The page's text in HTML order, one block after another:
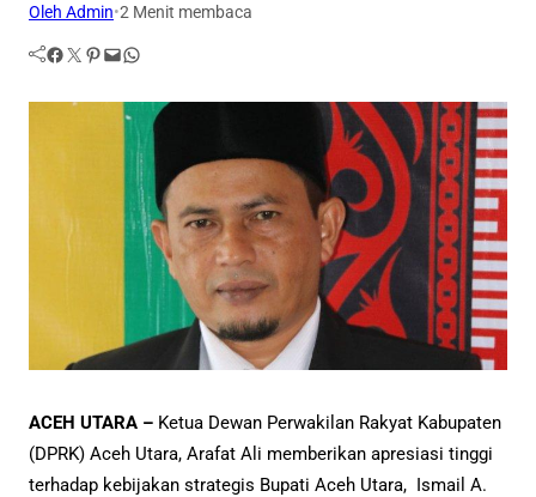
Oleh Admin•2 Menit membaca
Facebook Twitter Pinterest Mail WhatsApp
ACEH UTARA – Ketua Dewan Perwakilan Rakyat Kabupaten
(DPRK) Aceh Utara, Arafat Ali memberikan apresiasi tinggi
terhadap kebijakan strategis Bupati Aceh Utara, Ismail A.